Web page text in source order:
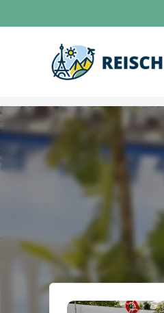
naar